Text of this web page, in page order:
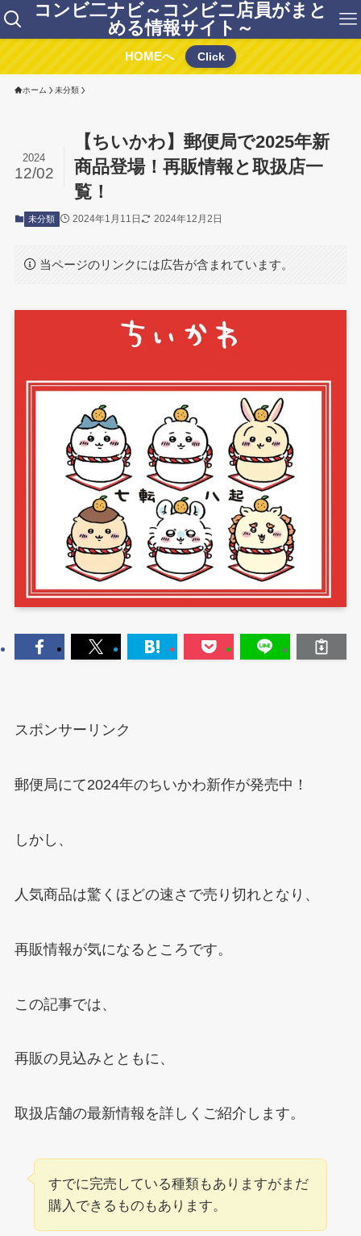
コンビ二ナビ～コンビニ店員がまと
める情報サイト～
HOMEへ Click
ホーム 未分類
【ちいかわ】郵便局で2025年新
商品登場！再販情報と取扱店一
覧！
2024
12/02
未分類 2024年1月11日 2024年12月2日
当ページのリンクには広告が含まれています。
スポンサーリンク
郵便局にて2024年のちいかわ新作が発売中！
しかし、
人気商品は驚くほどの速さで売り切れとなり、
再販情報が気になるところです。
この記事では、
再販の見込みとともに、
取扱店舗の最新情報を詳しくご紹介します。
すでに完売している種類もありますがまだ
購入できるものもあります。